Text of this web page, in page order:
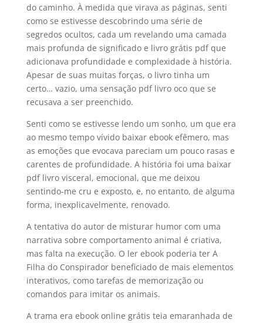
do caminho. À medida que virava as páginas, senti
como se estivesse descobrindo uma série de
segredos ocultos, cada um revelando uma camada
mais profunda de significado e livro grátis pdf que
adicionava profundidade e complexidade à história.
Apesar de suas muitas forças, o livro tinha um
certo… vazio, uma sensação pdf livro oco que se
recusava a ser preenchido.
Senti como se estivesse lendo um sonho, um que era
ao mesmo tempo vívido baixar ebook efêmero, mas
as emoções que evocava pareciam um pouco rasas e
carentes de profundidade. A história foi uma baixar
pdf livro visceral, emocional, que me deixou
sentindo-me cru e exposto, e, no entanto, de alguma
forma, inexplicavelmente, renovado.
A tentativa do autor de misturar humor com uma
narrativa sobre comportamento animal é criativa,
mas falta na execução. O ler ebook poderia ter A
Filha do Conspirador beneficiado de mais elementos
interativos, como tarefas de memorização ou
comandos para imitar os animais.
A trama era ebook online grátis teia emaranhada de